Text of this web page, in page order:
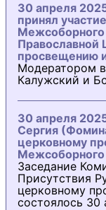
30 апреля
принял
Межсоборного
Православной
просвещению
Модератором
Калужский и
30 апреля
Сергия
церковному
Межсоборного
Заседание
Присутствия
церковному
состоялось 30